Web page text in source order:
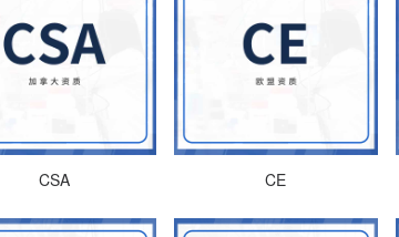
CSA CE